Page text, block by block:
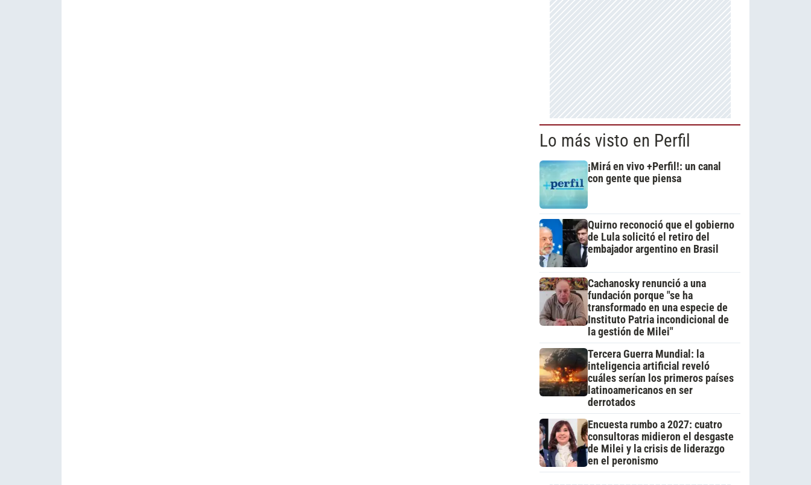
Lo más visto en Perfil
¡Mirá en vivo +Perfil!: un canal
con gente que piensa
Quirno reconoció que el gobierno
de Lula solicitó el retiro del
embajador argentino en Brasil
Cachanosky renunció a una
fundación porque "se ha
transformado en una especie de
Instituto Patria incondicional de
la gestión de Milei"
Tercera Guerra Mundial: la
inteligencia artificial reveló
cuáles serían los primeros países
latinoamericanos en ser
derrotados
Encuesta rumbo a 2027: cuatro
consultoras midieron el desgaste
de Milei y la crisis de liderazgo
en el peronismo